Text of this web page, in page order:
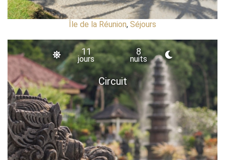
Île de la Réunion, Séjours
Circuit
11
jours
8
nuits